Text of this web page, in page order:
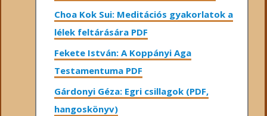
Choa Kok Sui: Meditációs gyakorlatok a
lélek feltárására PDF
Fekete István: A Koppányi Aga
Testamentuma PDF
Gárdonyi Géza: Egri csillagok (PDF,
hangoskönyv)